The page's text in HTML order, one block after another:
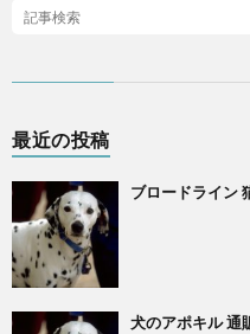
最近の投稿
ブロードライン
犬のアポキル 通